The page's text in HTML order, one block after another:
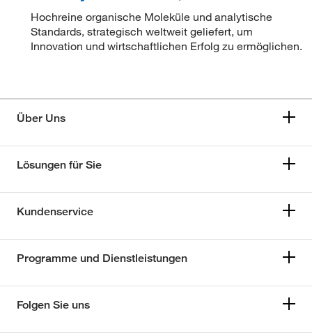
Hochreine organische Moleküle und analytische
Standards, strategisch weltweit geliefert, um
Innovation und wirtschaftlichen Erfolg zu ermöglichen.
Über Uns
Lösungen für Sie
Kundenservice
Programme und Dienstleistungen
Folgen Sie uns